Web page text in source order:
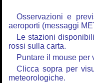
Osservazioni e
aeroporti (messaggi
Le stazioni
rossi sulla carta.
Puntare il mouse per
Clicca sopra per
meteorologiche.